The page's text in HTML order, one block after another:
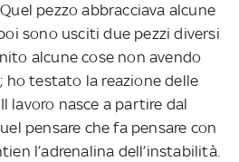
pezzo abbracciava alcune
sono usciti due pezzi diversi
alcune cose non avendo
ho testato la reazione delle
lavoro nasce a partire dal
pensare che fa pensare con
l’adrenalina dell’instabilità.